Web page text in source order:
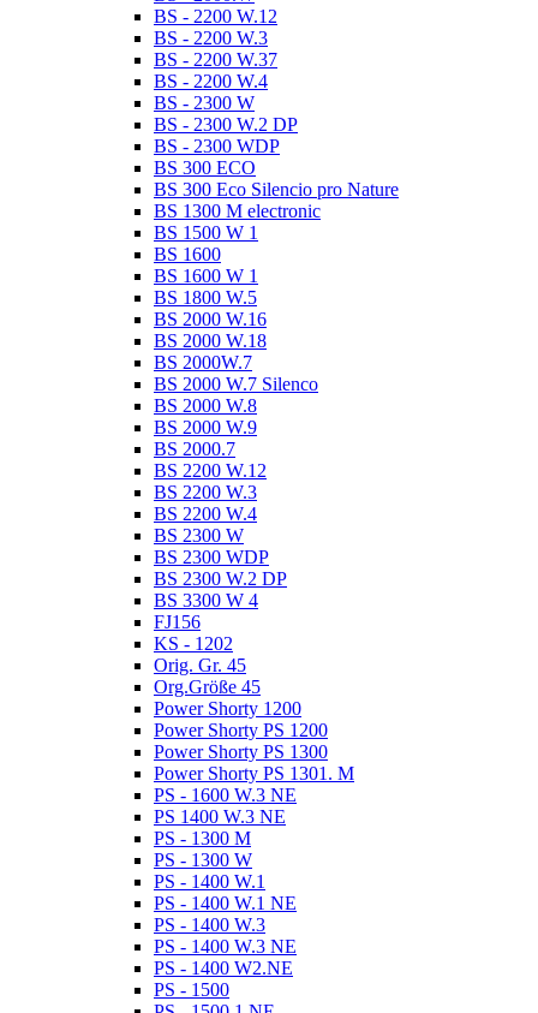
BS - 2200 W.12
BS - 2200 W.3
BS - 2200 W.37
BS - 2200 W.4
BS - 2300 W
BS - 2300 W.2 DP
BS - 2300 WDP
BS 300 ECO
BS 300 Eco Silencio pro Nature
BS 1300 M electronic
BS 1500 W 1
BS 1600
BS 1600 W 1
BS 1800 W.5
BS 2000 W.16
BS 2000 W.18
BS 2000W.7
BS 2000 W.7 Silenco
BS 2000 W.8
BS 2000 W.9
BS 2000.7
BS 2200 W.12
BS 2200 W.3
BS 2200 W.4
BS 2300 W
BS 2300 WDP
BS 2300 W.2 DP
BS 3300 W 4
FJ156
KS - 1202
Orig. Gr. 45
Org.Größe 45
Power Shorty 1200
Power Shorty PS 1200
Power Shorty PS 1300
Power Shorty PS 1301. M
PS - 1600 W.3 NE
PS 1400 W.3 NE
PS - 1300 M
PS - 1300 W
PS - 1400 W.1
PS - 1400 W.1 NE
PS - 1400 W.3
PS - 1400 W.3 NE
PS - 1400 W2.NE
PS - 1500